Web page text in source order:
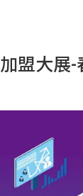
盟大展-